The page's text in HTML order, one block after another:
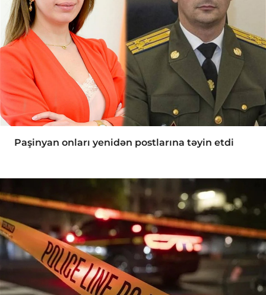
Paşinyan onları yenidən postlarına təyin etdi